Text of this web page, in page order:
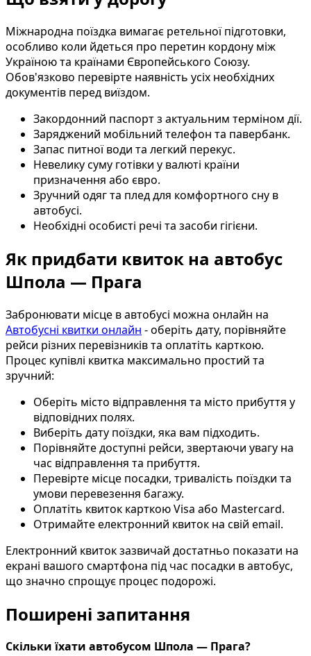
Міжнародна поїздка вимагає ретельної підготовки,
особливо коли йдеться про перетин кордону між
Україною та країнами Європейського Союзу.
Обов'язково перевірте наявність усіх необхідних
документів перед виїздом.
Закордонний паспорт з актуальним терміном дії.
Заряджений мобільний телефон та павербанк.
Запас питної води та легкий перекус.
Невелику суму готівки у валюті країни
призначення або євро.
Зручний одяг та плед для комфортного сну в
автобусі.
Необхідні особисті речі та засоби гігієни.
Як придбати квиток на автобус
Шпола — Прага
Забронювати місце в автобусі можна онлайн на
Автобусні квитки онлайн - оберіть дату, порівняйте
рейси різних перевізників та оплатіть карткою.
Процес купівлі квитка максимально простий та
зручний:
Оберіть місто відправлення та місто прибуття у
відповідних полях.
Виберіть дату поїздки, яка вам підходить.
Порівняйте доступні рейси, звертаючи увагу на
час відправлення та прибуття.
Перевірте місце посадки, тривалість поїздки та
умови перевезення багажу.
Оплатіть квиток карткою Visa або Mastercard.
Отримайте електронний квиток на свій email.
Електронний квиток зазвичай достатньо показати на
екрані вашого смартфона під час посадки в автобус,
що значно спрощує процес подорожі.
Поширені запитання
Скільки їхати автобусом Шпола — Прага?